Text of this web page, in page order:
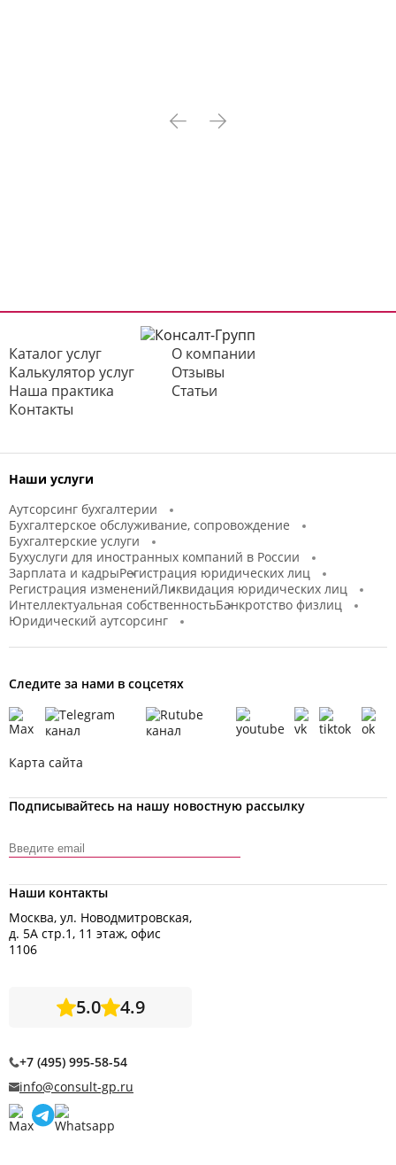
Каталог услуг
О компании
Калькулятор услуг
Отзывы
Наша практика
Статьи
Контакты
Наши услуги
Аутсорсинг бухгалтерии
Бухгалтерское обслуживание, сопровождение
Бухгалтерские услуги
Бухуслуги для иностранных компаний в России
Зарплата и кадрыРегистрация юридических лиц
Регистрация измененийЛиквидация юридических лиц
Интеллектуальная собственностьБанкротство физлиц
Юридический аутсорсинг
Следите за нами в соцсетях
Карта сайта
Подписывайтесь на нашу новостную рассылку
Наши контакты
Москва, ул. Новодмитровская,
д. 5А стр.1, 11 этаж, офис
1106
5.0 4.9
+7 (495) 995-58-54
info@consult-gp.ru